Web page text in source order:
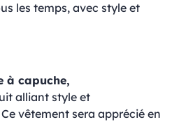
les temps, avec style et
à capuche,
alliant style et
vêtement sera apprécié en